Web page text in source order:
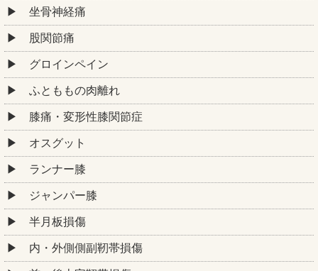
坐骨神経痛
股関節痛
グロインペイン
ふとももの肉離れ
膝痛・変形性膝関節症
オスグット
ランナー膝
ジャンパー膝
半月板損傷
内・外側側副靭帯損傷